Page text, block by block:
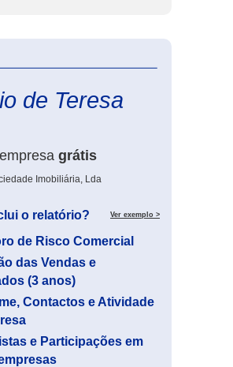
de Teresa
grátis
Imobiliária, Lda
o relatório? Ver exemplo >
de Risco Comercial
das Vendas e
(3 anos)
Contactos e Atividade
e Participações em